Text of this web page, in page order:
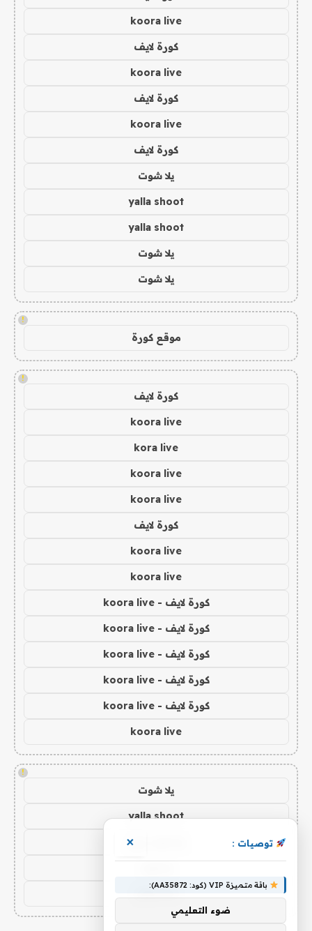
koora live
كورة لايف
koora live
كورة لايف
koora live
كورة لايف
يلا شوت
yalla shoot
yalla shoot
يلا شوت
يلا شوت
!
موقع كورة
!
كورة لايف
koora live
kora live
koora live
koora live
كورة لايف
koora live
koora live
كورة لايف - koora live
كورة لايف - koora live
كورة لايف - koora live
كورة لايف - koora live
كورة لايف - koora live
koora live
!
يلا شوت
yalla shoot
يلا شوت زون
yalla live
توصيات : ×
باقة متميزة VIP (كود: AA35872):
ضوء التعليمي